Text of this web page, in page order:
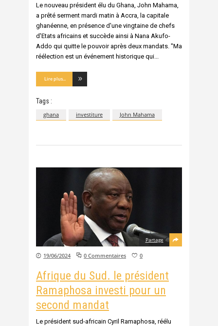
Le nouveau président élu du Ghana, John Mahama,
a prêté serment mardi matin à Accra, la capitale
ghanéenne, en présence d'une vingtaine de chefs
d'Etats africains et succède ainsi à Nana Akufo-
Addo qui quitte le pouvoir après deux mandats. "Ma
réélection est un événement historique qui
Lire plus...
Tags :
ghana investiture John Mahama
Partage
19/06/2024 0 Commentaires 0
Afrique du Sud. le président
Ramaphosa investi pour un
second mandat
Le président sud-africain Cyril Ramaphosa, réélu